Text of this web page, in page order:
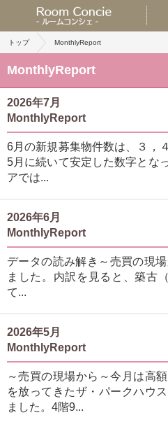
トップ MonthlyReport
MonthlyReport
2026年7月
MonthlyReport
6月の新規募集物件数は、３，
5月に続いて安定した数字とな
アでは...
2026年6月
MonthlyReport
データの読み解き～売買の現
ました。内訳を見ると、築古
て...
2026年5月
MonthlyReport
～売買の現場から～今月は高
を放ってきたザ・パークハウ
ました。4階9...